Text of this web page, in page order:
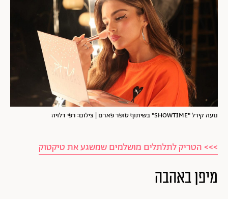
נועה קירל "SHOWTIME" בשיתוף סופר פארם | צילום: רפי דלויה
>>> הטריק לתלתלים מושלמים שמשגע את טיקטוק
מיפן באהבה